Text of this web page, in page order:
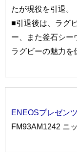
たが現役を引退。
■引退後は、ラグ
ー、また釜石シー
ラグビーの魅力を
ENEOSプレゼン
FM93AM1242